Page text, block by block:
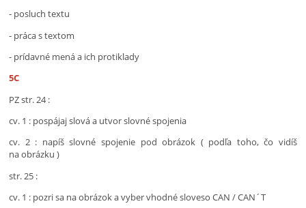
- posluch textu
- práca s textom
- prídavné mená a ich protiklady
5C
PZ str. 24 :
cv. 1 : pospájaj slová a utvor slovné spojenia
cv. 2 : napíš slovné spojenie pod obrázok ( podľa toho, čo vidíš
na obrázku )
str. 25 :
cv. 1 : pozri sa na obrázok a vyber vhodné sloveso CAN / CAN´T